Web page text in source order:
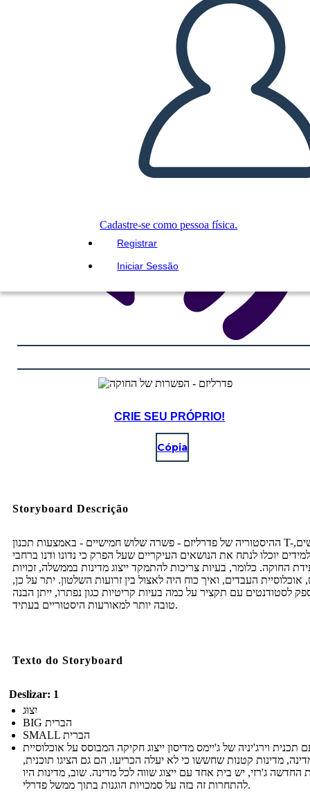
Cadastre-se como pessoa física.
Registrar
Iniciar Sessão
REPRODUZIR APRESENTAÇÃO DE SLIDES
LEIA PRA MIM
CRIE SEU PRÓPRIO!
Cópia
Storyboard Descrição
ההיסטוריה של פדרליזם - פשרה שלוש חמישיים - באמצעות תכנון T-תרשים,
יוכלו לנתח את הנושאים העיקריים שעל הפרק כי נדונו ודנו ברחבי
החוקה. כלומר, בעיות צריכות להתמקד ייצוג מדינות בממשלה, זכויות
אוכלוסיית העבדים, ואיך כוח היה לאצול בין זרועות השלטון. יתר על כן,
לסטודנטים עם תקציר על כמה בעיות קריטיות כגון נפתרו, ייתן הבנה
טובה יותר למאורעות היסטוריים בעתיד.
Texto do Storyboard
Deslizar: 1
יִצוּג
BIG הברית
SMALL הברית
תכנית וירג'יניה של ג'יימס מדיסון ייצוג חקיקה המבוסס על אוכלוסיית
מדינות קטנות שחששו כי לא יעלה הכריעו. הם גם הציגו תוכנית,
החדשה ג'רזי, יש בית אחד עם ייצוג שווה לכל מדינה. שוב, מדינות היו
להתחרות זה בזה על סמכויות הוגנות בתוך ממשל פדרלי.